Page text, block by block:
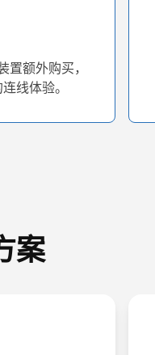
置额外购买，
线体验。
案